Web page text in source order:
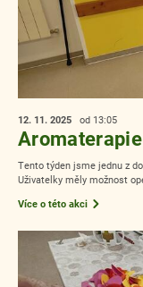
12. 11. 2025 od 13:05
Tento týden jsme jednu z
Uživatelky měly možnost
Více o této akci